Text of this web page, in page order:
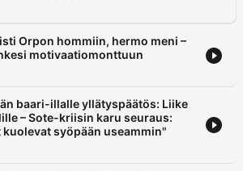
Orpon hommiin, hermo meni –
motivaatiomonttuun
baari-illalle yllätyspäätös: Liike
– Sote-kriisin karu seuraus:
syöpään useammin"